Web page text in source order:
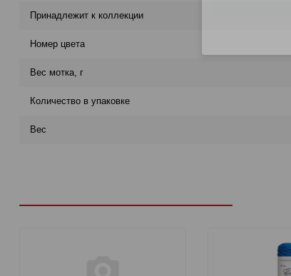
Принадлежит к коллекции
Номер цвета
Вес мотка, г
Количество в упаковке
Вес